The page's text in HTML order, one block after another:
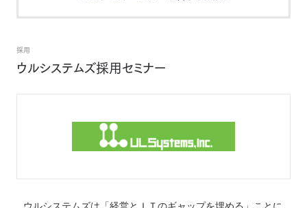
採用
ウルシステムズ採用セミナー